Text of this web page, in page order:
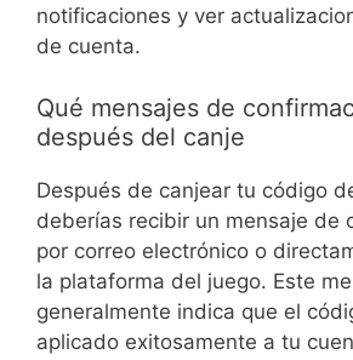
notificaciones y ver
de cuenta.
Qué mensajes de
después del canje
Después de canjear tu código
deberías recibir un mensaje de
por correo electrónico o
la plataforma del juego. Este
generalmente indica que el
aplicado exitosamente a tu